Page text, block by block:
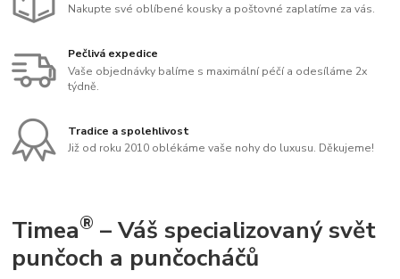
Nakupte své oblíbené kousky a poštovné zaplatíme za vás.
Pečlivá expedice
Vaše objednávky balíme s maximální péčí a odesíláme 2x
týdně.
Tradice a spolehlivost
Již od roku 2010 oblékáme vaše nohy do luxusu. Děkujeme!
Timea® – Váš specializovaný svět
punčoch a punčocháčů